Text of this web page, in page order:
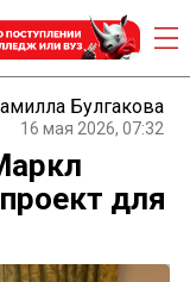
Булгакова
16 мая 2026, 07:32
для